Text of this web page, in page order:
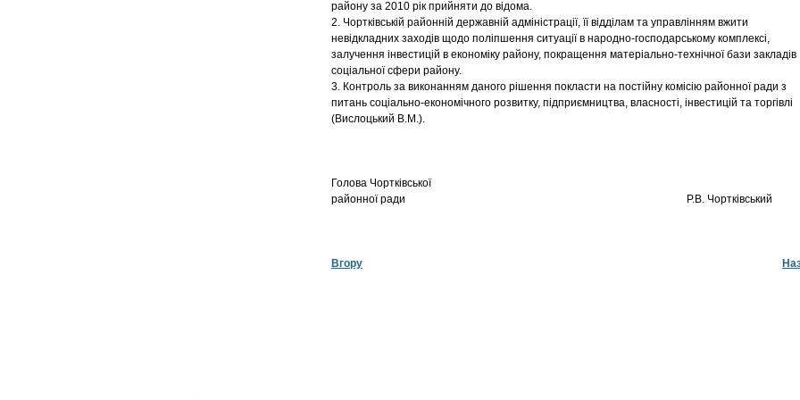
району за 2010 рік прийняти до відома.
2. Чортківській районній державній адміністрації, її відділам та управлінням вжити
невідкладних заходів щодо поліпшення ситуації в народно-господарському комплексі,
залучення інвестицій в економіку району, покращення матеріально-технічної бази закладів
соціальної сфери району.
3. Контроль за виконанням даного рішення покласти на постійну комісію районної ради з
питань соціально-економічного розвитку, підприємництва, власності, інвестицій та торгівлі
(Вислоцький В.М.).
Голова Чортківської
районної ради Р.В. Чортківський
Вгору